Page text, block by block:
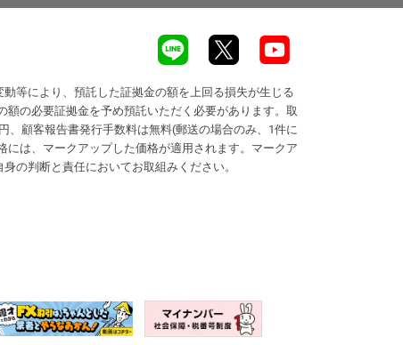
等により、預託した証拠金の額を上回る損失が生じる
の必要証拠金を予め預託いただく必要があります。取
、顧客報告書発行手数料は無料(郵送の場合のみ、1件に
は、マークアップした価格が適用されます。マークア
の判断と責任においてお取組みください。